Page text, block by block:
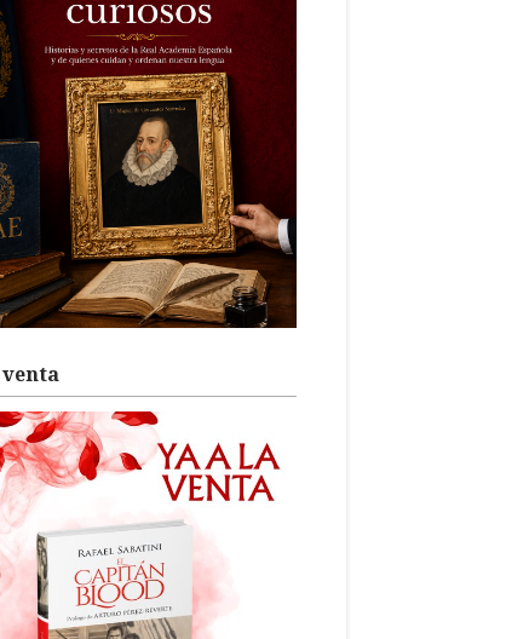
venta